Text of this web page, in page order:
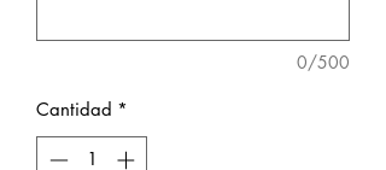
0/500
Cantidad *